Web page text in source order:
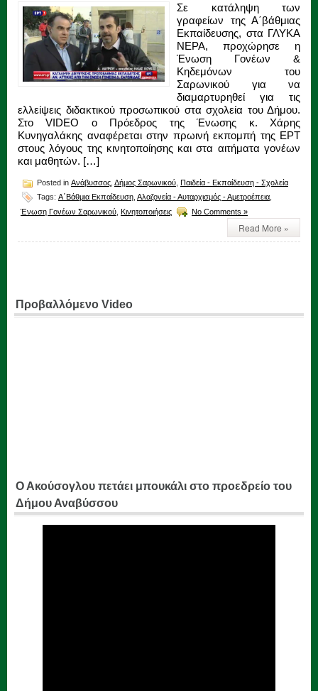
Σε κατάληψη των
γραφείων της Α΄βάθμιας
Εκπαίδευσης, στα ΓΛΥΚΑ
ΝΕΡΑ, προχώρησε η
Ένωση Γονέων &
Κηδεμόνων του
Σαρωνικού για να
διαμαρτυρηθεί για τις
ελλείψεις διδακτικού προσωπικού στα σχολεία του Δήμου.
Στο VIDEO ο Πρόεδρος της Ένωσης κ. Χάρης
Κυνηγαλάκης αναφέρεται στην πρωινή εκπομπή της ΕΡΤ
στους λόγους της κινητοποίησης και στα αιτήματα γονέων
και μαθητών. […]
Posted in Ανάβυσσος Δήμος Σαρωνικού Παιδεία - Εκπαίδευση - Σχολεία
Tags: Α΄Βάθμια Εκπαίδευση Αλαζονεία - Αυταρχισμός - Αμετροέπεια
Ένωση Γονέων Σαρωνικού Κινητοποιήσεις No Comments »
Read More »
Προβαλλόμενο Video
Ο Ακούσογλου πετάει μπουκάλι στο προεδρείο του
Δήμου Αναβύσσου